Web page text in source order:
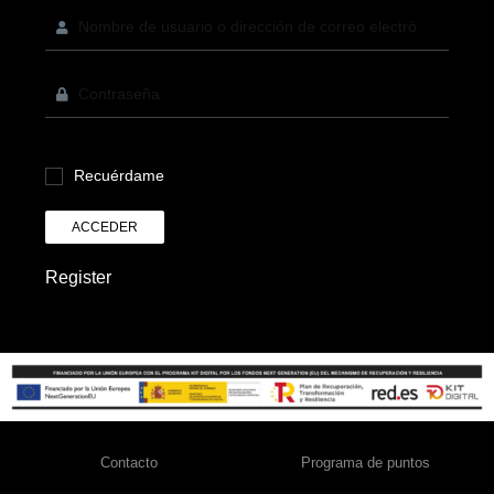
Recuérdame
ACCEDER
Register
Contacto Programa de puntos